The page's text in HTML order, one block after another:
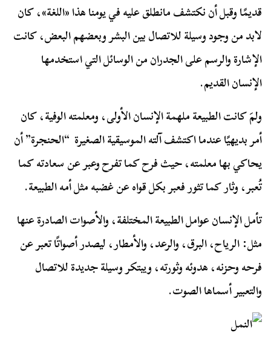
قديمًا وقبل أن نكتشف مانطلق عليه في يومنا هذا «اللغة»، كان
لابد من وجود وسيلة للاتصال بين البشر وبعضهم البعض، كانت
الإشارة والرسم على الجدران من الوسائل التي استخدمها
الإنسان القديم.
ولمَ كانت الطبيعة ملهمة الإنسان الأولى، ومعلمته الوفية، كان
أمر بديهيًا عندما اكتشف آلته الموسيقية الصغيرة “الحنجرة” أن
يحاكي بها معلمته، حيث فرح كما تفرح وعبر عن سعادته كما
تُعبر، وثار كما تثور فعبر بكل قواه عن غضبه مثل أمه الطبيعة.
تأمل الإنسان عوامل الطبيعة المختلفة، والأصوات الصادرة عنها
مثل: الرياح، البرق، والرعد، والأمطار، ليصدر أصواتًا تعبر عن
فرحه وحزنه، هدوئه وثورته، ويبتكر وسيلة جديدة للاتصال
والتعبير أسماها الصوت.